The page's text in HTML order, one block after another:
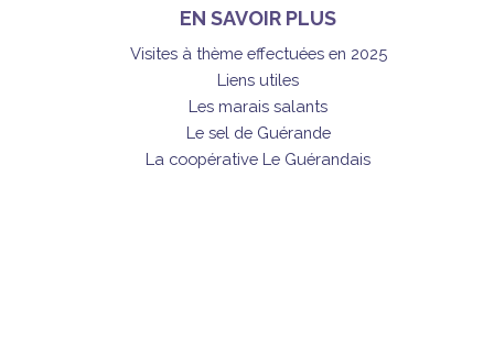
EN SAVOIR PLUS
Visites à thème effectuées en 2025
Liens utiles
Les marais salants
Le sel de Guérande
La coopérative Le Guérandais